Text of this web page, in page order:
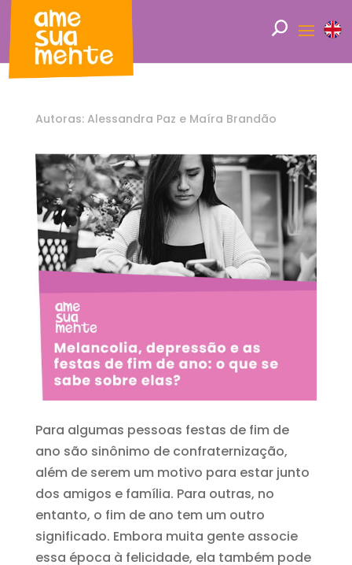
Autoras: Alessandra Paz e Maíra Brandão
Para algumas pessoas festas de fim de
ano são sinônimo de confraternização,
além de serem um motivo para estar junto
dos amigos e família. Para outras, no
entanto, o fim de ano tem um outro
significado. Embora muita gente associe
essa época à felicidade, ela também pode